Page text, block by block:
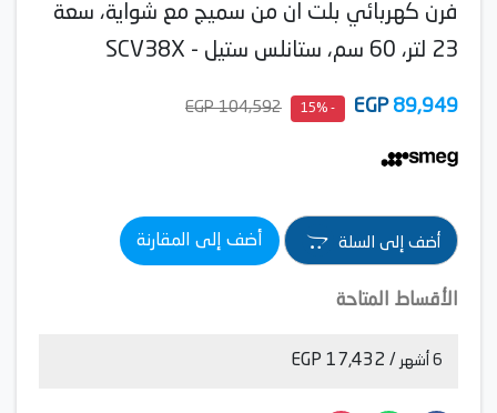
فرن كهربائي بلت ان من سميج مع شواية، سعة
23 لتر، 60 سم، ستانلس ستيل - SCV38X
89,949
EGP
- 15%
104,592 EGP
أضف إلى السلة أضف إلى المقارنة
الأقساط المتاحة
6 أشهر / 17,432 EGP